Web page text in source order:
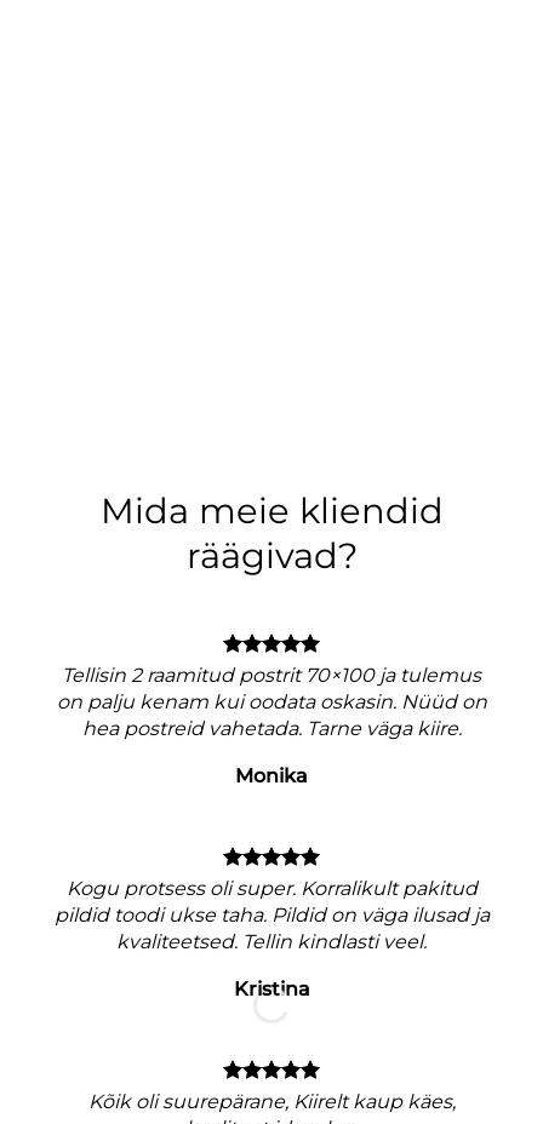
Mida meie kliendid
räägivad?
Tellisin 2 raamitud postrit 70×100 ja tulemus
on palju kenam kui oodata oskasin. Nüüd on
hea postreid vahetada. Tarne väga kiire.
Monika
Kogu protsess oli super. Korralikult pakitud
pildid toodi ukse taha. Pildid on väga ilusad ja
kvaliteetsed. Tellin kindlasti veel.
Kristina
Kõik oli suurepärane, Kiirelt kaup käes,